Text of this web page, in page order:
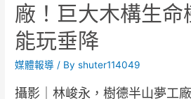
廠！巨大木構生命
能玩垂降
媒體報導 / Byshuter114049
攝影｜林峻永，樹德半山夢工